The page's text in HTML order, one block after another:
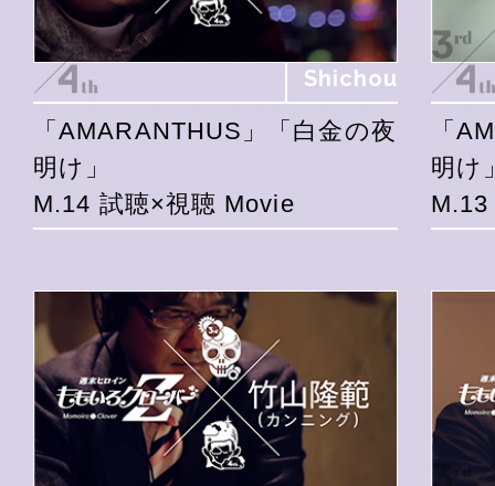
Shichou
「AMARANTHUS」「白金の夜
明け」
M.14 試聴×視聴 Movie
「
明け